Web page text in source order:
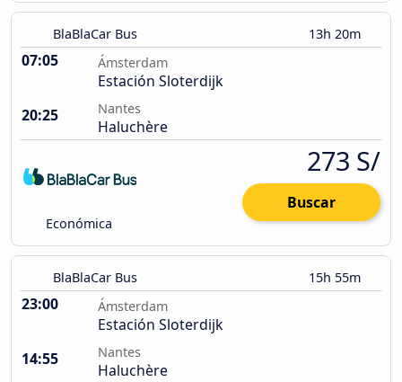
BlaBlaCar Bus 13h 20m
07:05 Ámsterdam
Estación Sloterdijk
20:25
Nantes
Haluchère
Económica
273 S/
Buscar
BlaBlaCar Bus 15h 55m
23:00 Ámsterdam
Estación Sloterdijk
14:55
Nantes
Haluchère